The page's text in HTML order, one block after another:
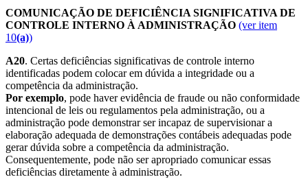
COMUNICAÇÃO DE DEFICIÊNCIA SIGNIFICATIVA DE
CONTROLE INTERNO À ADMINISTRAÇÃO (ver item
10(a))
A20. Certas deficiências significativas de controle interno
identificadas podem colocar em dúvida a integridade ou a
competência da administração.
Por exemplo, pode haver evidência de fraude ou não conformidade
intencional de leis ou regulamentos pela administração, ou a
administração pode demonstrar ser incapaz de supervisionar a
elaboração adequada de demonstrações contábeis adequadas pode
gerar dúvida sobre a competência da administração.
Consequentemente, pode não ser apropriado comunicar essas
deficiências diretamente à administração.